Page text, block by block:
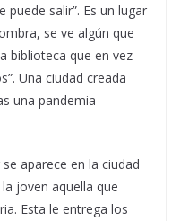
salir”. Es un lugar
se ve algún que
biblioteca que en vez
Una ciudad creada
una pandemia
aparece en la ciudad
joven aquella que
Esta le entrega los